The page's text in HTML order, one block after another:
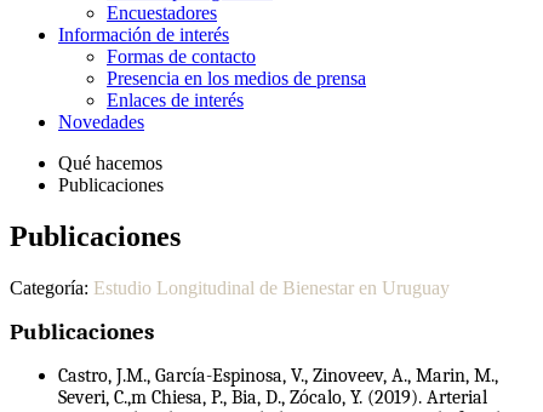
Encuestadores
Información de interés
Formas de contacto
Presencia en los medios de prensa
Enlaces de interés
Novedades
Qué hacemos
Publicaciones
Publicaciones
Categoría: Estudio Longitudinal de Bienestar en Uruguay
Publicaciones
Castro, J.M., García-Espinosa, V., Zinoveev, A., Marin, M.,
Severi, C.,m Chiesa, P., Bia, D., Zócalo, Y. (2019). Arterial